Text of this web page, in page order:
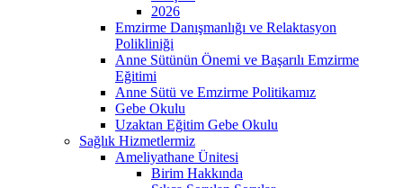
2026
Emzirme Danışmanlığı ve Relaktasyon
Polikliniği
Anne Sütünün Önemi ve Başarılı Emzirme
Eğitimi
Anne Sütü ve Emzirme Politikamız
Gebe Okulu
Uzaktan Eğitim Gebe Okulu
Sağlık Hizmetlermiz
Ameliyathane Ünitesi
Birim Hakkında